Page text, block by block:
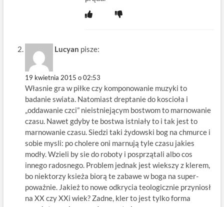
Lucyan pisze:
19 kwietnia 2015 o 02:53
Własnie gra w piłke czy komponowanie muzyki to
badanie swiata. Natomiast dreptanie do koscioła i
„oddawanie czci” nieistniejącym bostwom to marnowanie
czasu. Nawet gdyby te bostwa istniały to i tak jest to
marnowanie czasu. Siedzi taki żydowski bog na chmurce i
sobie mysli: po cholere oni marnują tyle czasu jakies
modły. Wzieli by sie do roboty i posprzątali albo cos
innego radosnego. Problem jednak jest wiekszy z klerem,
bo niektorzy ksieża biorą te zabawe w boga na super-
poważnie. Jakież to nowe odkrycia teologicznie przyniosł
na XX czy XXi wiek? Zadne, kler to jest tylko forma